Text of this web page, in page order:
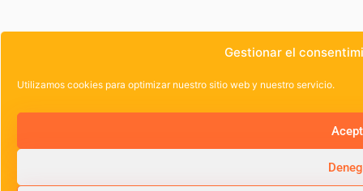
Gestionar el
Utilizamos cookies para optimizar nuestro sitio web y nuestro servicio.